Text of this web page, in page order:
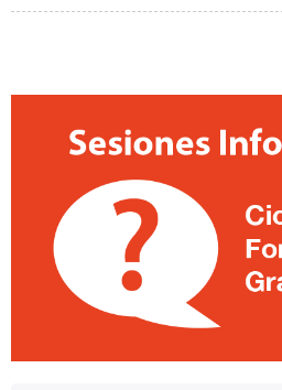
Información
complementaria